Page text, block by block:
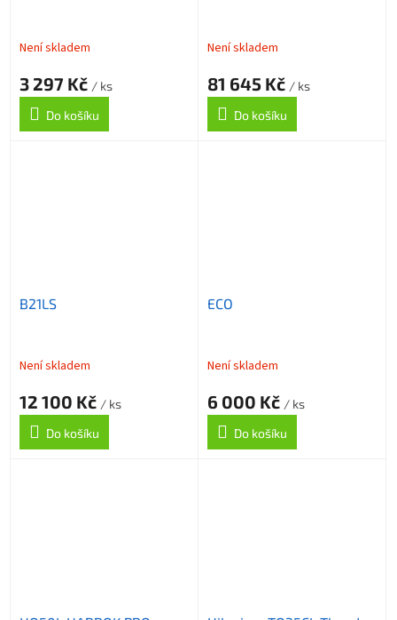
Není skladem
3 297 Kč / ks
Do košíku
Není skladem
81 645 Kč / ks
Do košíku
B21LS
Není skladem
12 100 Kč / ks
Do košíku
ECO
Není skladem
6 000 Kč / ks
Do košíku